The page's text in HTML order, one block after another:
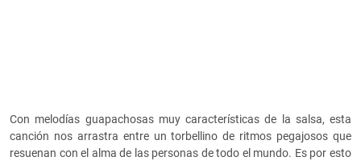
Con melodías guapachosas muy características de la salsa, esta
canción nos arrastra entre un torbellino de ritmos pegajosos que
resuenan con el alma de las personas de todo el mundo. Es por esto